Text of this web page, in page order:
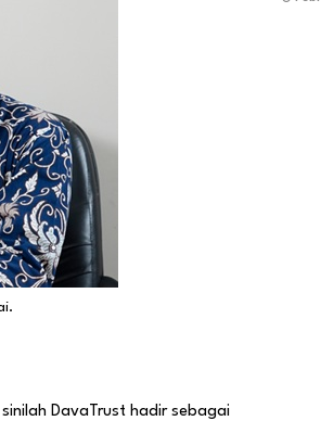
DavaTrust hadir sebagai